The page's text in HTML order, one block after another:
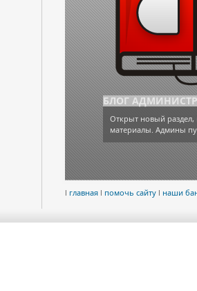
БЛОГ
Открыт новый раздел,
материалы. Админы
l главная l помочь сайту l наши